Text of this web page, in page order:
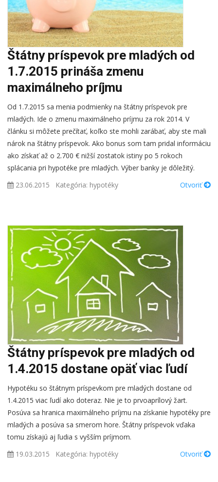
Štátny príspevok pre mladých od
1.7.2015 prináša zmenu
maximálneho príjmu
Od 1.7.2015 sa menia podmienky na štátny príspevok pre
mladých. Ide o zmenu maximálneho príjmu za rok 2014. V
článku si môžete prečítať, koľko ste mohli zarábať, aby ste mali
nárok na štátny príspevok. Ako bonus som tam pridal informáciu
ako získať až o 2.700 € nižší zostatok istiny po 5 rokoch
splácania pri hypotéke pre mladých. Výber banky je dôležitý.
23.06.2015
Kategória: hypotéky Otvoriť
Štátny príspevok pre mladých od
1.4.2015 dostane opäť viac ľudí
Hypotéku so štátnym príspevkom pre mladých dostane od
1.4.2015 viac ľudí ako doteraz. Nie je to prvoaprílový žart.
Posúva sa hranica maximálneho príjmu na získanie hypotéky pre
mladých a posúva sa smerom hore. Štátny príspevok vďaka
tomu získajú aj ľudia s vyšším príjmom.
19.03.2015
Kategória: hypotéky Otvoriť